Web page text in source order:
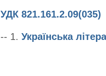
УДК 821.161.2.09(035)
-- 1. Українська